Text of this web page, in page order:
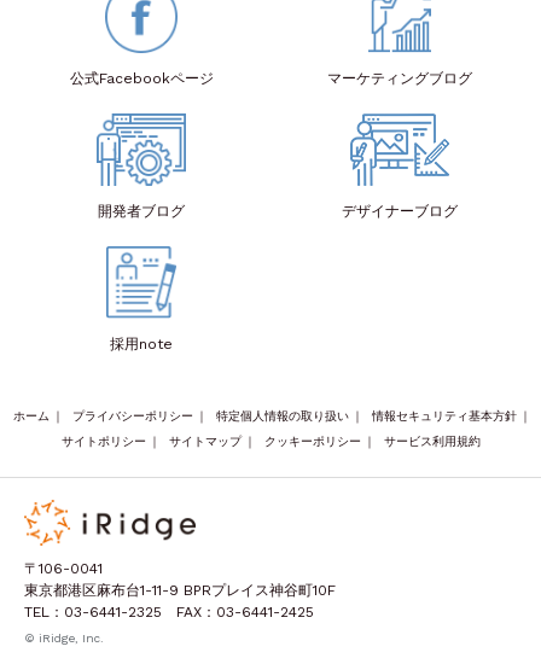
公式Facebookページ マーケティングブログ
開発者ブログ デザイナーブログ
採用note
ホーム ｜ プライバシーポリシー ｜ 特定個人情報の取り扱い ｜ 情報セキュリティ基本方針 ｜
サイトポリシー
｜ サイトマップ ｜ クッキーポリシー ｜ サービス利用規約
〒106-0041
東京都港区麻布台1-11-9 BPRプレイス神谷町10F
TEL：03-6441-2325 FAX：03-6441-2425
© iRidge, Inc.